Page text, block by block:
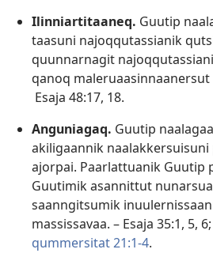
Ilinniartitaaneq. Guutip
taasuni najoq­qutas­sianik
quun­nar­nagit
qanoq
Esaja 48:17, 18.
Anguniagaq. Guutip
akiligaan­nik
ajor­pai. Paarlat­tuanik Guutip
Guutimik asan­nit­tut
saan­ngitsumik
mas­sis­savaa. – Esaja 35:1, 5, 6;
qum­mersitat 21:1-4.